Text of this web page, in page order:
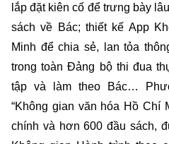
lắp đặt kiên cố để trưng bày
sách về Bác; thiết kế App
Minh để chia sẻ, lan tỏa
trong toàn Đảng bộ thi đua
tập và làm theo Bác…
“Không gian văn hóa Hồ Chí
chính và hơn 600 đầu sách,